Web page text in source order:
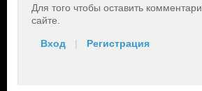
Для того чтобы оставить
сайте.
Вход | Регистрация